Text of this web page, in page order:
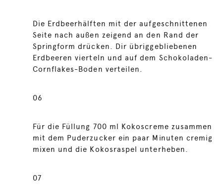
Die Erdbeerhälften mit der aufgeschnittenen
Seite nach außen zeigend an den Rand der
Springform drücken. Dir übriggebliebenen
Erdbeeren vierteln und auf dem Schokoladen-
Cornflakes-Boden verteilen.
06
Für die Füllung 700 ml Kokoscreme zusammen
mit dem Puderzucker ein paar Minuten cremig
mixen und die Kokosraspel unterheben.
07